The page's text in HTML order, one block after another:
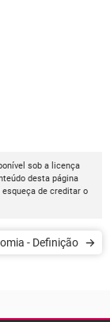
sob a licença
desta página
de creditar o
Apendicectomia - Definição